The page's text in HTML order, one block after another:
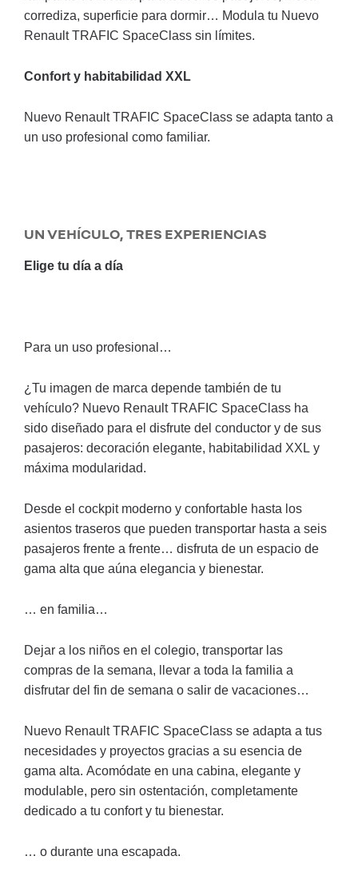
corrediza, superficie para dormir… Modula tu Nuevo
Renault TRAFIC SpaceClass sin límites.
Confort y habitabilidad XXL
Nuevo Renault TRAFIC SpaceClass se adapta tanto a
un uso profesional como familiar.
UN VEHÍCULO, TRES EXPERIENCIAS
Elige tu día a día
Para un uso profesional…
¿Tu imagen de marca depende también de tu
vehículo? Nuevo Renault TRAFIC SpaceClass ha
sido diseñado para el disfrute del conductor y de sus
pasajeros: decoración elegante, habitabilidad XXL y
máxima modularidad.
Desde el cockpit moderno y confortable hasta los
asientos traseros que pueden transportar hasta a seis
pasajeros frente a frente… disfruta de un espacio de
gama alta que aúna elegancia y bienestar.
… en familia…
Dejar a los niños en el colegio, transportar las
compras de la semana, llevar a toda la familia a
disfrutar del fin de semana o salir de vacaciones…
Nuevo Renault TRAFIC SpaceClass se adapta a tus
necesidades y proyectos gracias a su esencia de
gama alta. Acomódate en una cabina, elegante y
modulable, pero sin ostentación, completamente
dedicado a tu confort y tu bienestar.
… o durante una escapada.